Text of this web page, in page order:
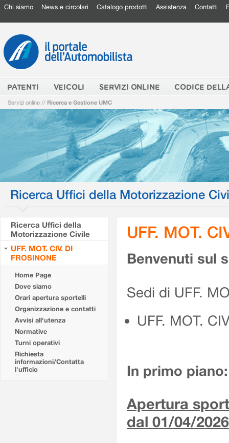
Chi siamo News e circolari Catalogo prodotti Assistenza Contatti
PATENTI VEICOLI SERVIZI ONLINE CODICE
Servizi online // Ricerca e Gestione UMC
Ricerca Uffici della Motorizzazione
Ricerca Uffici della
Motorizzazione Civile
UFF. MOT. CIV. DI
FROSINONE
Home Page
Dove siamo
Orari apertura sportelli
Organizzazione e contatti
Avvisi all'utenza
Normative
Turni operativi
Richiesta
informazioni/Contatta
l'ufficio
UFF. MOT.
Benvenuti sul
Sedi di UFF.
UFF. MOT.
In primo piano:
Apertura
dal 01/04/2026